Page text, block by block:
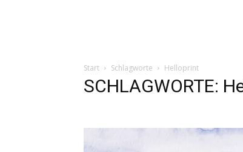
Start Schlagworte Helloprint
SCHLAGWORTE: